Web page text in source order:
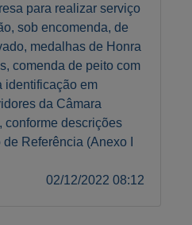
para realizar serviço
sob encomenda, de
medalhas de Honra
comenda de peito com
identificação em
da Câmara
conforme descrições
Referência (Anexo I
02/12/2022 08:12